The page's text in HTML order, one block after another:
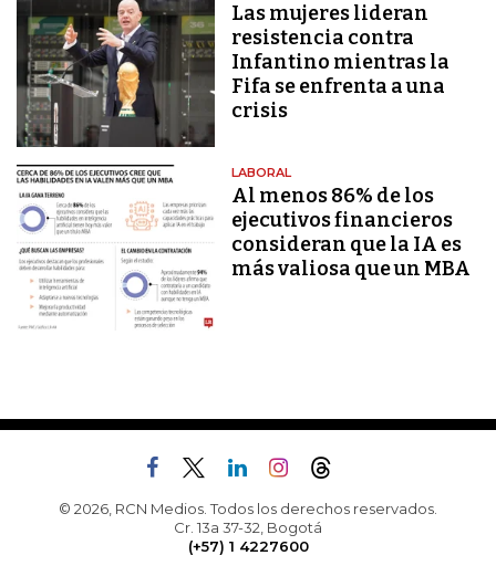
Las mujeres lideran
resistencia contra
Infantino mientras la
Fifa se enfrenta a una
crisis
LABORAL
Al menos 86% de los
ejecutivos financieros
consideran que la IA es
más valiosa que un MBA
© 2026, RCN Medios. Todos los derechos reservados.
Cr. 13a 37-32, Bogotá
(+57) 1 4227600